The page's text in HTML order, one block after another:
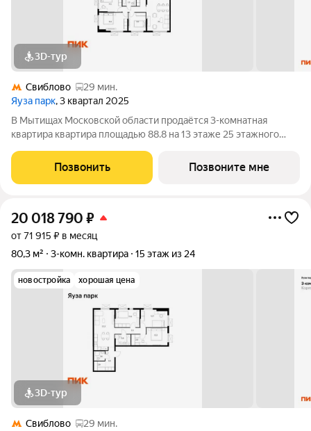
3D-тур
Свиблово
29 мин.
Яуза парк, 3 квартал 2025
В Мытищах Московской области продаётся 3-комнатная
квартира квартира площадью 88.8 на 13 этаже 25 этажного
расположение 5 минут пешком до ж/д станции Мытищи и 20
минут на автомобиле до
Позвонить Позвоните мне
20 018 790 ₽
от 71 915 ₽ в месяц
80,3 м²
3-комн. квартира 15 этаж из 24
новостройка хорошая цена
3D-тур
Свиблово
29 мин.